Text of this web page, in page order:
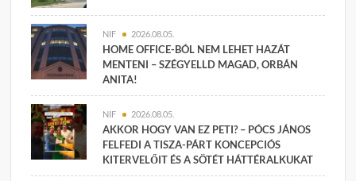
NIF 2026.08.05.
HOME OFFICE-BÓL NEM LEHET HAZÁT
MENTENI – SZÉGYELLD MAGAD, ORBÁN
ANITA!
NIF 2026.08.05.
AKKOR HOGY VAN EZ PETI? – PÓCS JÁNOS
FELFEDI A TISZA-PÁRT KONCEPCIÓS
KITERVELŐIT ÉS A SÖTÉT HÁTTÉRALKUKAT